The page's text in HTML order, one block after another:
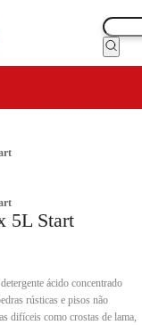
5L Start
ácido concentrado
rústicas e pisos não
difíceis como crostas de lama,